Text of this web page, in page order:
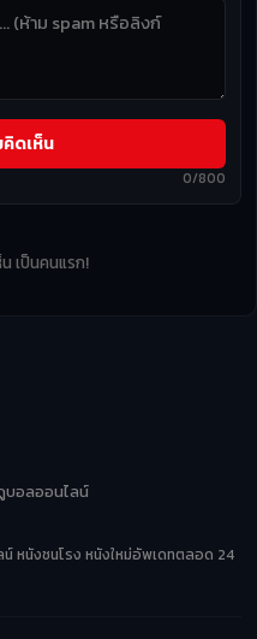
0/800
ดเห็น
เป็นคนแรก!
บอลออนไลน์
หนังชนโรง หนังใหม่อัพเดทตลอด 24